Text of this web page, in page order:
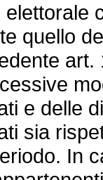
quello
e delle
sia
In